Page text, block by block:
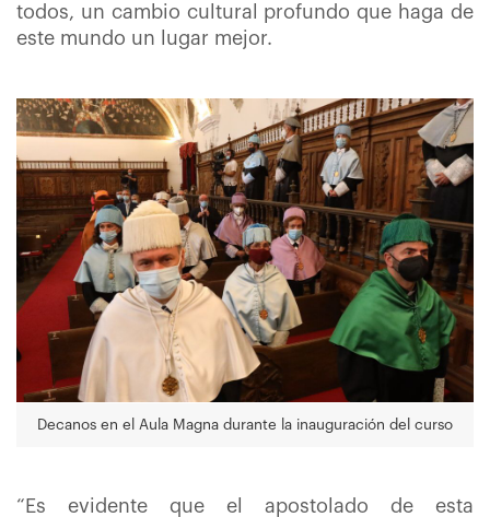
todos, un cambio cultural profundo que haga de
este mundo un lugar mejor.
Decanos en el Aula Magna durante la inauguración del curso
“Es evidente que el apostolado de esta